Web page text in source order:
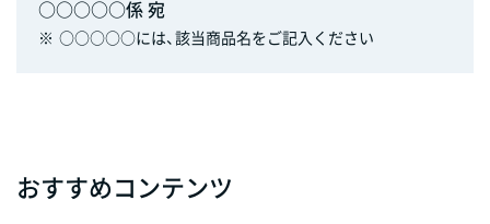
○○○○○係 宛
※ ○○○○○には、該当商品名をご記入ください
おすすめコンテンツ